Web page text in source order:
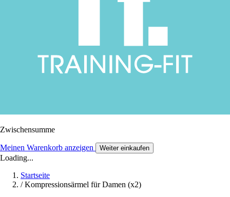
Zwischensumme
Meinen Warenkorb anzeigen Weiter einkaufen
Loading...
Startseite
/ Kompressionsärmel für Damen (x2)